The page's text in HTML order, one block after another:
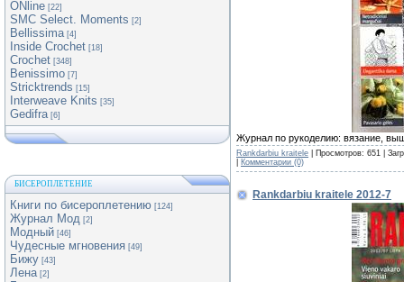
ONline [22]
SMC Select. Moments [2]
Bellissima [4]
Inside Crochet [18]
Crochet [348]
Benissimo [7]
Stricktrends [15]
Interweave Knits [35]
Gedifra [6]
БИСЕРОПЛЕТЕНИЕ
Книги по бисероплетению [124]
Журнал Мод [2]
Модный [46]
Чудесные мгновения [49]
Бижу [43]
Лена [2]
Журнал по рукоделию: вязание,
Rankdarbiu kraitele | Просмотров: 651 |
Комментарии (0)
Rankdarbiu kraitele 2012-7